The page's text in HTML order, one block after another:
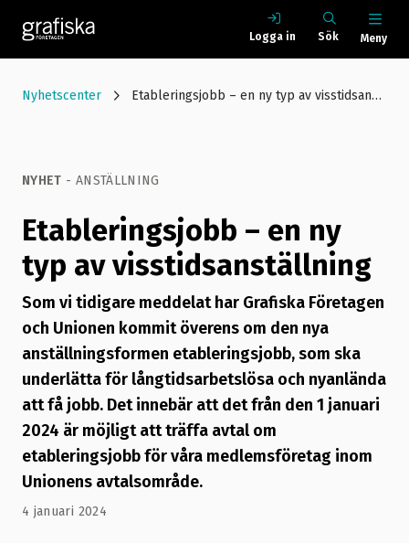
Logga in Sök Meny
Nyhetscenter Etableringsjobb – en ny typ av visstidsanställning
NYHET - ANSTÄLLNING
Etableringsjobb – en ny
typ av visstidsanställning
Som vi tidigare meddelat har Grafiska Företagen
och Unionen kommit överens om den nya
anställningsformen etableringsjobb, som ska
underlätta för långtidsarbetslösa och nyanlända
att få jobb. Det innebär att det från den 1 januari
2024 är möjligt att träffa avtal om
etableringsjobb för våra medlemsföretag inom
Unionens avtalsområde.
4 januari 2024